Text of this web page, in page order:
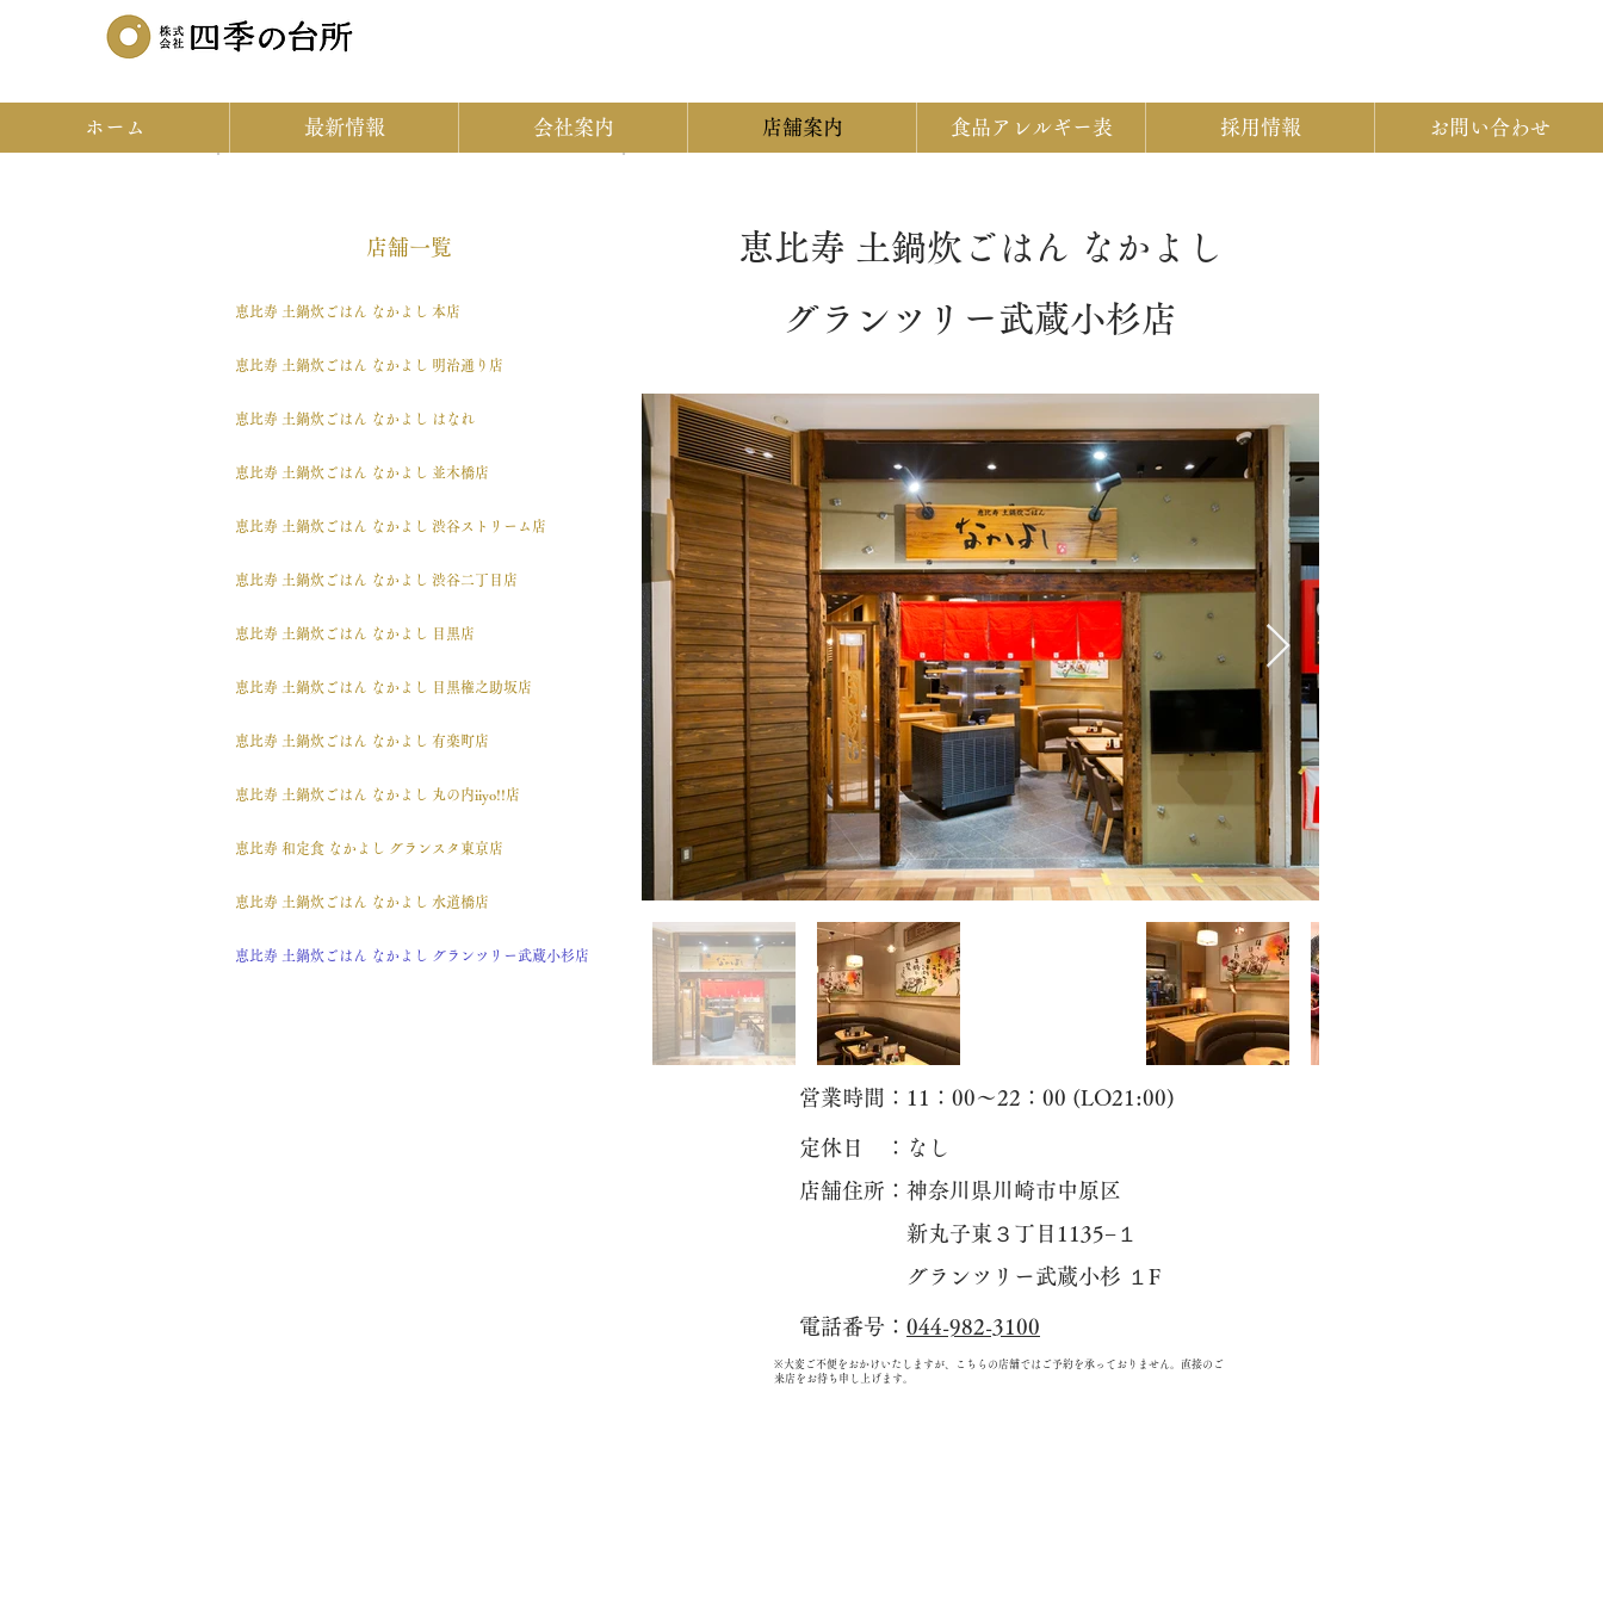
ホーム 最新情報 会社案内 店舗案内 食品アレルギー表 採用情報 お問い合わせ
​店舗一覧
恵比寿 土鍋炊ごはん なかよし 本店
恵比寿 土鍋炊ごはん なかよし 明治通り店
恵比寿 土鍋炊ごはん なかよし はなれ
恵比寿 土鍋炊ごはん なかよし 並木橋店
恵比寿 土鍋炊ごはん なかよし 渋谷ストリーム店
恵比寿 土鍋炊ごはん なかよし 渋谷二丁目店
恵比寿 土鍋炊ごはん なかよし 目黒店
恵比寿 土鍋炊ごはん なかよし 目黒権之助坂店
恵比寿 土鍋炊ごはん なかよし 有楽町店
恵比寿 土鍋炊ごはん なかよし 丸の内iiyo!!店
恵比寿 和定食 なかよし グランスタ東京店
恵比寿 土鍋炊ごはん なかよし 水道橋店
恵比寿 土鍋炊ごはん なかよし グランツリー武蔵小杉店
恵比寿 土鍋炊ごはん なかよし
グランツリー武蔵小杉店
​営業時間：11：00〜22：00 (LO21:00)
​定休日 ：なし
​店舗住所：神奈川県川崎市中原区
新丸子東３丁目1135−１
グランツリー武蔵小杉 １F
​電話番号： 044-982-3100
​※大変ご不便をおかけいたしますが、こちらの店舗ではご予約を承っておりません。直接のご
来店をお待ち申し上げます。